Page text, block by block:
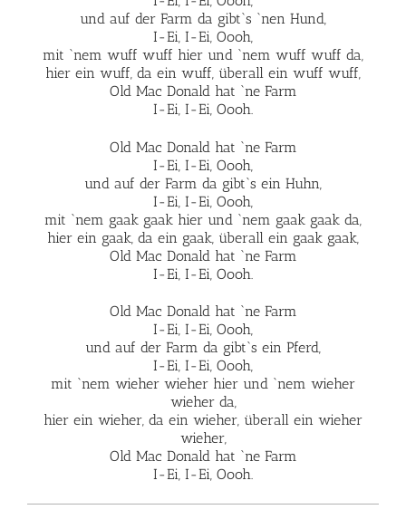
und auf der Farm da gibt`s `nen Hund,
I-Ei, I-Ei, Oooh,
mit `nem wuff wuff hier und `nem wuff wuff da,
hier ein wuff, da ein wuff, überall ein wuff wuff,
Old Mac Donald hat `ne Farm
I-Ei, I-Ei, Oooh.
Old Mac Donald hat `ne Farm
I-Ei, I-Ei, Oooh,
und auf der Farm da gibt`s ein Huhn,
I-Ei, I-Ei, Oooh,
mit `nem gaak gaak hier und `nem gaak gaak da,
hier ein gaak, da ein gaak, überall ein gaak gaak,
Old Mac Donald hat `ne Farm
I-Ei, I-Ei, Oooh.
Old Mac Donald hat `ne Farm
I-Ei, I-Ei, Oooh,
und auf der Farm da gibt`s ein Pferd,
I-Ei, I-Ei, Oooh,
mit `nem wieher wieher hier und `nem wieher
wieher da,
hier ein wieher, da ein wieher, überall ein wieher
wieher,
Old Mac Donald hat `ne Farm
I-Ei, I-Ei, Oooh.